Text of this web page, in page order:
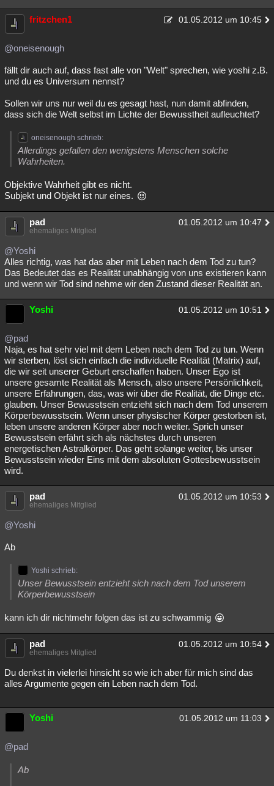
fritzchen1 01.05.2012 um 10:45
@oneisenough
fällt dir auch auf, dass fast alle von "Welt" sprechen, wie yoshi z.B.
und du es Universum nennst?
Sollen wir uns nur weil du es gesagt hast, nun damit abfinden,
dass sich die Welt selbst im Lichte der Bewusstheit aufleuchtet?
oneisenough schrieb:
Allerdings gefallen den wenigstens Menschen solche
Wahrheiten.
Objektive Wahrheit gibt es nicht.
Subjekt und Objekt ist nur eines.
pad 01.05.2012 um 10:47
ehemaliges Mitglied
@Yoshi
Alles richtig, was hat das aber mit Leben nach dem Tod zu tun?
Das Bedeutet das es Realität unabhängig von uns existieren kann
und wenn wir Tod sind nehme wir den Zustand dieser Realität an.
Yoshi 01.05.2012 um 10:51
@pad
Naja, es hat sehr viel mit dem Leben nach dem Tod zu tun. Wenn
wir sterben, löst sich einfach die individuelle Realität (Matrix) auf,
die wir seit unserer Geburt erschaffen haben. Unser Ego ist
unsere gesamte Realität als Mensch, also unsere Persönlichkeit,
unsere Erfahrungen, das, was wir über die Realität, die Dinge etc.
glauben. Unser Bewusstsein entzieht sich nach dem Tod unserem
Körperbewusstsein. Wenn unser physischer Körper gestorben ist,
leben unsere anderen Körper aber noch weiter. Sprich unser
Bewusstsein erfährt sich als nächstes durch unseren
energetischen Astralkörper. Das geht solange weiter, bis unser
Bewusstsein wieder Eins mit dem absoluten Gottesbewusstsein
wird.
pad 01.05.2012 um 10:53
ehemaliges Mitglied
@Yoshi
Ab
Yoshi schrieb:
Unser Bewusstsein entzieht sich nach dem Tod unserem
Körperbewusstsein
kann ich dir nichtmehr folgen das ist zu schwammig
pad 01.05.2012 um 10:54
ehemaliges Mitglied
Du denkst in vielerlei hinsicht so wie ich aber für mich sind das
alles Argumente gegen ein Leben nach dem Tod.
Yoshi 01.05.2012 um 11:03
@pad
Ab